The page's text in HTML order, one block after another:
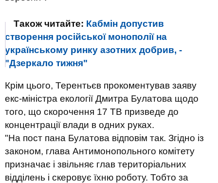
Також читайте: Кабмін допустив
створення російської монополії на
українському ринку азотних добрив, -
"Дзеркало тижня"
Крім цього, Терентьєв прокоментував заяву
екс-міністра екології Дмитра Булатова щодо
того, що скорочення 17 ТВ призведе до
концентрації влади в одних руках.
"На пост пана Булатова відповім так. Згідно із
законом, глава Антимонопольного комітету
призначає і звільняє глав територіальних
відділень і скеровує їхню роботу. Тобто за